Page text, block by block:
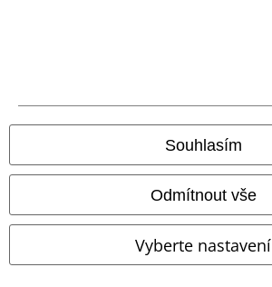
Souhlasím
Odmítnout vše
Vyberte nastavení
Naše online obchody